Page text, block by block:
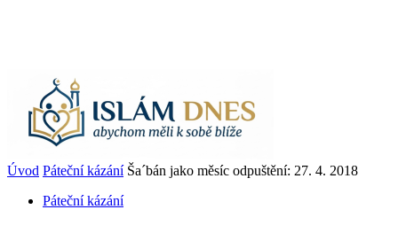
Úvod Páteční kázání Ša´bán jako měsíc odpuštění: 27. 4. 2018
Páteční kázání